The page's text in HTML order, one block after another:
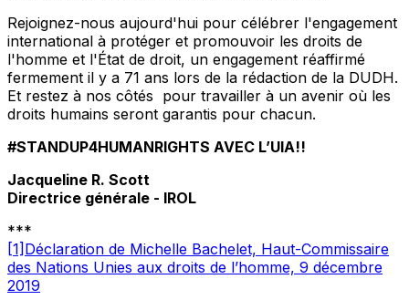
Rejoignez-nous aujourd'hui pour célébrer l'engagement
international à protéger et promouvoir les droits de
l'homme et l'État de droit, un engagement réaffirmé
fermement il y a 71 ans lors de la rédaction de la DUDH.
Et restez à nos côtés pour travailler à un avenir où les
droits humains seront garantis pour chacun.
#STANDUP4HUMANRIGHTS AVEC L’UIA!!
Jacqueline R. Scott
Directrice générale - IROL
***
[1]Déclaration de Michelle Bachelet, Haut-Commissaire
des Nations Unies aux droits de l’homme, 9 décembre
2019